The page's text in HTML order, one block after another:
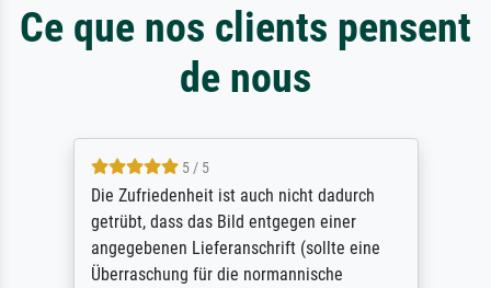
Ce que nos clients pensent
de nous
5 / 5
Die Zufriedenheit ist auch nicht dadurch
getrübt, dass das Bild entgegen einer
angegebenen Lieferanschrift (sollte eine
Überraschung für die normannische